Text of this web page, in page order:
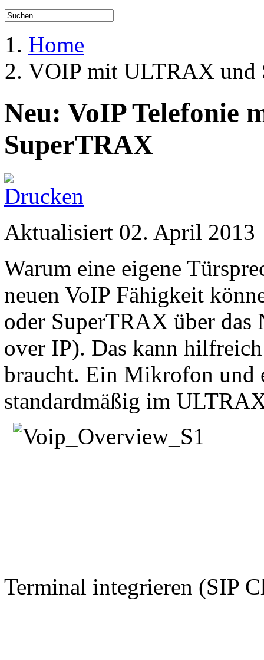
Home
VOIP mit ULTRAX und
Neu: VoIP Telefonie
SuperTRAX
Aktualisiert 02. April 2013
Warum eine eigene
neuen VoIP Fähigkeit
oder SuperTRAX über das
over IP). Das kann
braucht. Ein Mikrofon und
standardmäßig im
Terminal integrieren (SIP